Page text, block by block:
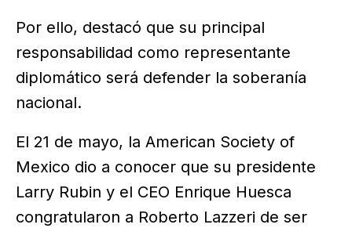
Por ello, destacó que su principal
responsabilidad como representante
diplomático será defender la soberanía
nacional.
El 21 de mayo, la American Society of
Mexico dio a conocer que su presidente
Larry Rubin y el CEO Enrique Huesca
congratularon a Roberto Lazzeri de ser